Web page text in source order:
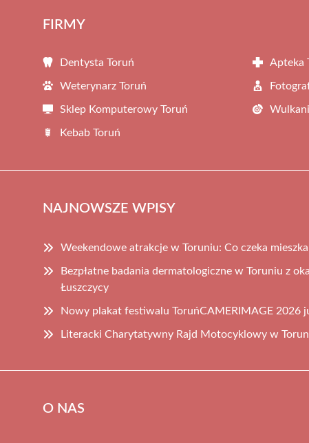
FIRMY
Dentysta Toruń Apteka
Weterynarz Toruń
Sklep Komputerowy Toruń
Kebab Toruń
NAJNOWSZE WPISY
Weekendowe atrakcje w Toruniu: Co czeka
Bezpłatne badania dermatologiczne w Toruniu z
Łuszczycy
Nowy plakat festiwalu ToruńCAMERIMAGE 2026
Literacki Charytatywny Rajd Motocyklowy w
O NAS